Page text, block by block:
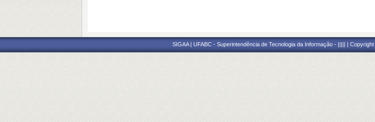
SIGAA | UFABC - Superintendência de Tecnologia da Informação - ||||| |